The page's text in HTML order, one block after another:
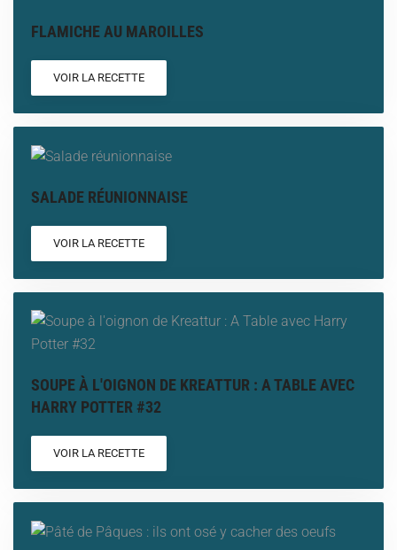
FLAMICHE AU MAROILLES
VOIR LA RECETTE
SALADE RÉUNIONNAISE
VOIR LA RECETTE
SOUPE À L'OIGNON DE KREATTUR : A TABLE AVEC
HARRY POTTER #32
VOIR LA RECETTE